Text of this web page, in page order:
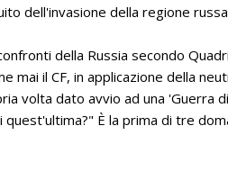
dell'invasione della regione
della Russia secondo
mai il CF, in applicazione della
volta dato avvio ad una 'Guerra
È la prima di tre